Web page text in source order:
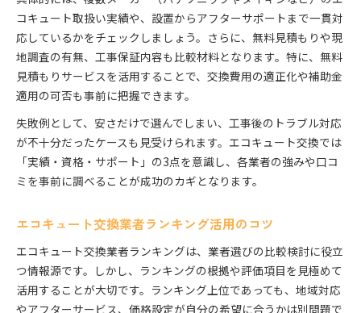
コキュート取扱い実績や、設置からアフターサポートまで一貫対
応しているかをチェックしましょう。さらに、無料見積もりや現
地調査の有無、工事保証内容も比較材料となります。特に、無料
見積もりサービスを活用することで、交換費用の適正化や補助金
適用の可否も事前に把握できます。
失敗例として、安さだけで選んでしまい、工事後のトラブル対応
が不十分だったケースも見受けられます。エコキュート交換では
「実績・資格・サポート」の3点を意識し、各業者の強みや口コ
ミを事前に調べることが成功のカギとなります。
エコキュート交換業者ランキング活用のコツ
エコキュート交換業者ランキングは、業者選びの比較検討に役立
つ情報源です。しかし、ランキングの根拠や評価項目を見極めて
活用することが大切です。ランキング上位であっても、地域対応
やアフターサービス、価格設定が自分の希望に合うかは別問題で